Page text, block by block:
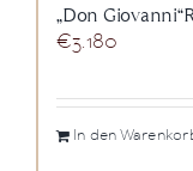
„Don
€3.180
In den